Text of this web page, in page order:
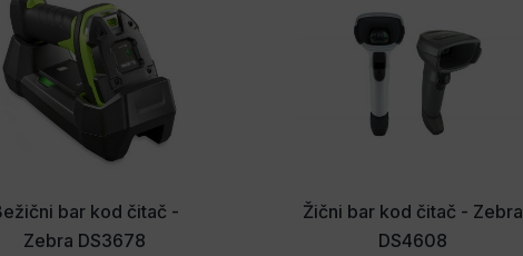
bar kod čitač -
Zebra DS3678
Žični bar kod čitač - Zebra
DS4608